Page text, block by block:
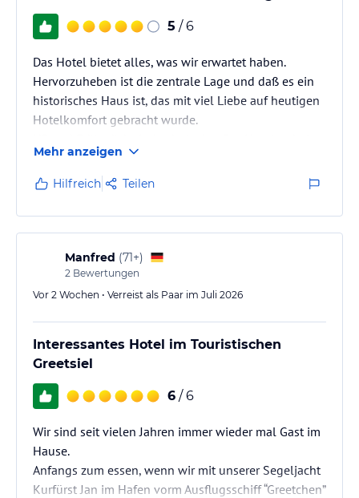
5 / 6
Das Hotel bietet alles, was wir erwartet haben.
Hervorzuheben ist die zentrale Lage und daß es ein
historisches Haus ist, das mit viel Liebe auf heutigen
Hotelkomfort gebracht wurde.
ist nahe gelegen - zum Ausladen darf man wohl
direkt vorfahren, wird aber von einen Verbotsschild
davon abgehalten. Ein Hinweis bei der
Buchungsbestätigung wäre hilfreich.
Mehr anzeigen
Hilfreich Teilen
Manfred (71+)
2 Bewertungen
Vor 2 Wochen • Verreist als Paar im Juli 2026
Interessantes Hotel im Touristischen
Greetsiel
6 / 6
Wir sind seit vielen Jahren immer wieder mal Gast im
Hause.
Anfangs zum essen, wenn wir mit unserer Segeljacht
Kurfürst Jan im Hafen vorm Ausflugsschiff “Greetchen”